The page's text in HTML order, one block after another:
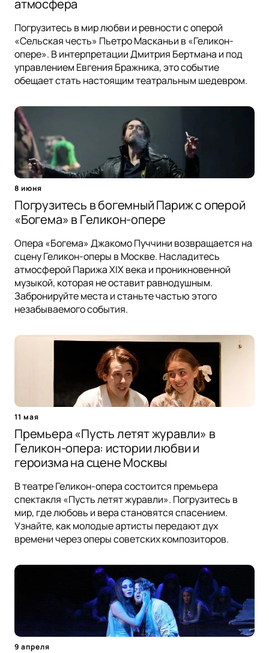
атмосфера
Погрузитесь в мир любви и ревности с оперой
«Сельская честь» Пьетро Масканьи в «Геликон-
опере». В интерпретации Дмитрия Бертмана и под
управлением Евгения Бражника, это событие
обещает стать настоящим театральным шедевром.
8 июня
Погрузитесь в богемный Париж с оперой
«Богема» в Геликон-опере
Опера «Богема» Джакомо Пуччини возвращается на
сцену Геликон-оперы в Москве. Насладитесь
атмосферой Парижа XIX века и проникновенной
музыкой, которая не оставит равнодушным.
Забронируйте места и станьте частью этого
незабываемого события.
11 мая
Премьера «Пусть летят журавли» в
Геликон-опера: истории любви и
героизма на сцене Москвы
В театре Геликон-опера состоится премьера
спектакля «Пусть летят журавли». Погрузитесь в
мир, где любовь и вера становятся спасением.
Узнайте, как молодые артисты передают дух
времени через оперы советских композиторов.
9 апреля